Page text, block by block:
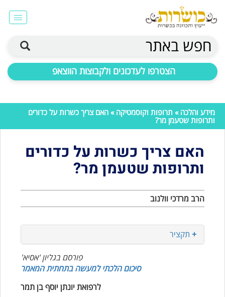
חפש באתר
הצטרפו לעדכונים ולקבוצות הווצאפ
מידע והלכה » תרופות וקוסמטיקה » האם צריך כשרות על כדורים
ותרופות שטעמן מר?
האם צריך כשרות על כדורים
ותרופות שטעמן מר?
הרב מרדכי וולנוב
+ תקציר
פורסם בגליון 'אסיא'
סיכום הלכתי למעשה בתחתית המאמר
לרפואת יונתן יוסף בן תמר